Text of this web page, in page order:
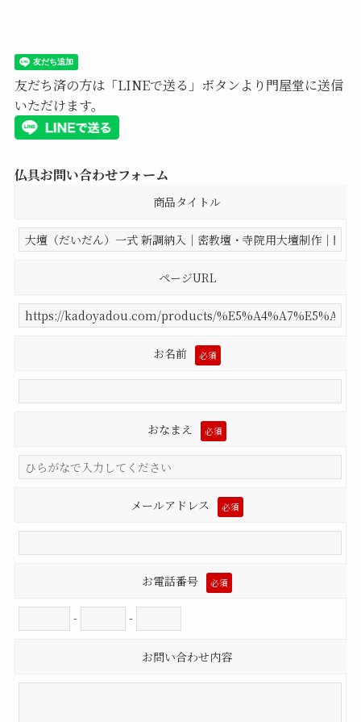
友だち済の方は「LINEで送る」ボタンより門屋堂に送信
いただけます。
仏具お問い合わせフォーム
商品タイトル
ページURL
お名前 必須
おなまえ 必須
メールアドレス 必須
お電話番号 必須
- -
お問い合わせ内容